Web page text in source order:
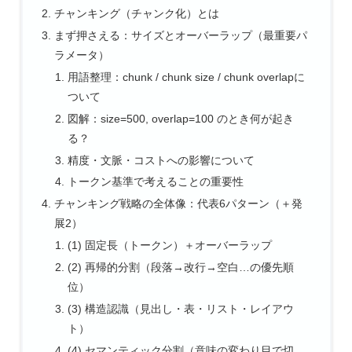
チャンキング（チャンク化）とは
まず押さえる：サイズとオーバーラップ（最重要パ
ラメータ）
用語整理：chunk / chunk size / chunk overlapに
ついて
図解：size=500, overlap=100 のとき何が起き
る？
精度・文脈・コストへの影響について
トークン基準で考えることの重要性
チャンキング戦略の全体像：代表6パターン（＋発
展2）
(1) 固定長（トークン）＋オーバーラップ
(2) 再帰的分割（段落→改行→空白…の優先順
位）
(3) 構造認識（見出し・表・リスト・レイアウ
ト）